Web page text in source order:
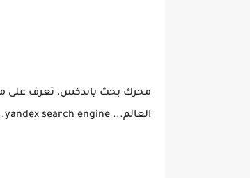
محرك بحث ياندكس، تعرف على
العالم... yandex search engine.